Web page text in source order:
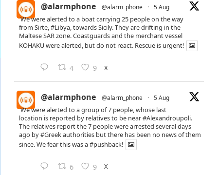
@alarmphone @alarm_phone · 5 Aug
We were alerted to a boat carrying 25 people on the way
from Sirte,#Libya, towards Sicily. They are drifting in the
Maltese SAR zone. Coastguards and the merchant vessel
KOHAKU were alerted, but do not react. Rescue is urgent!
4 9 X
@alarmphone @alarm_phone · 5 Aug
We were alerted to a group of 7 people, whose last
location is reported by relatives to be near#Alexandroupoli.
The relatives report the 7 people were arrested several days
ago by#Greekauthorities but there has been no news of them
since. We fear this was a#pushback!
6 9 X